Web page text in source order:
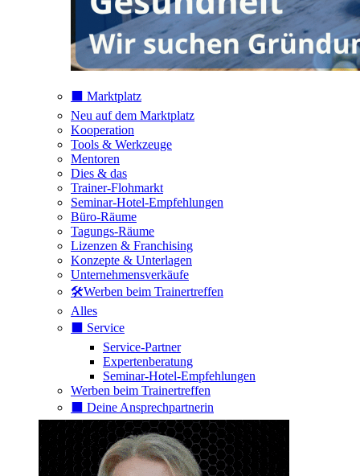
⬛️ Marktplatz
Neu auf dem Marktplatz
Kooperation
Tools & Werkzeuge
Mentoren
Dies & das
Trainer-Flohmarkt
Seminar-Hotel-Empfehlungen
Büro-Räume
Tagungs-Räume
Lizenzen & Franchising
Konzepte & Unterlagen
Unternehmensverkäufe
🛠️Werben beim Trainertreffen
Alles
⬛️ Service
Service-Partner
Expertenberatung
Seminar-Hotel-Empfehlungen
Werben beim Trainertreffen
⬛️ Deine Ansprechpartnerin